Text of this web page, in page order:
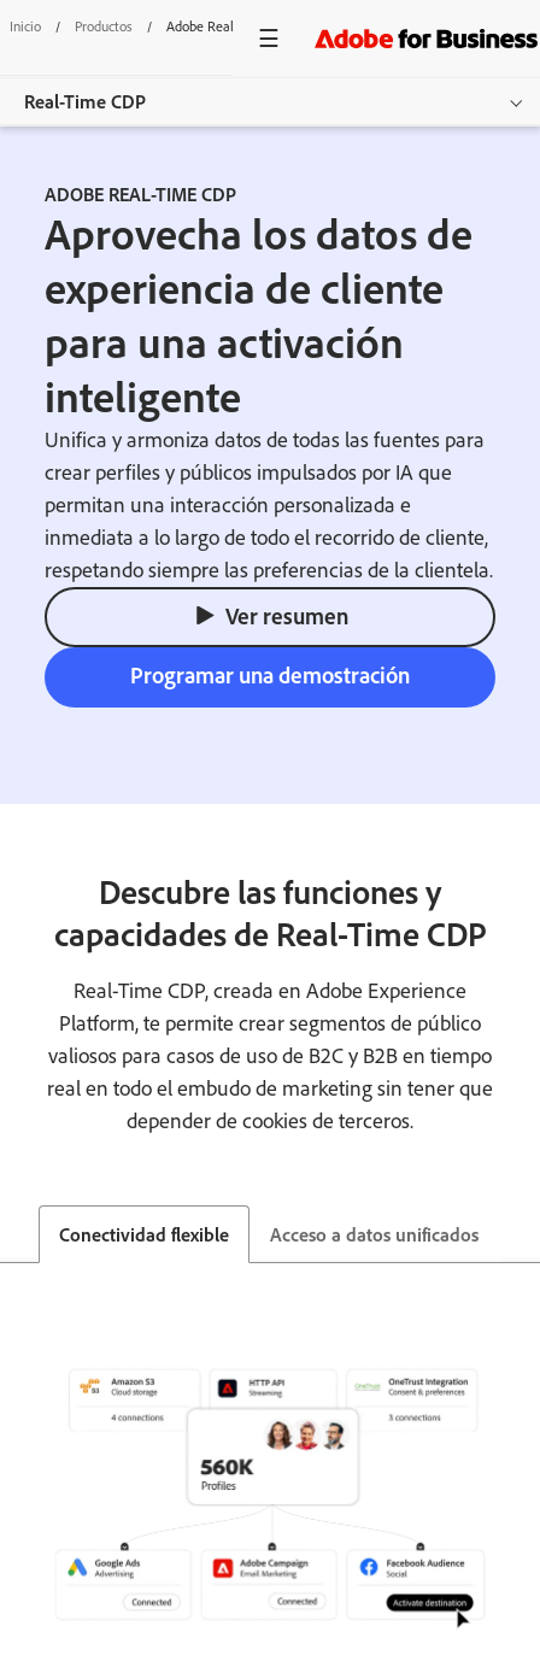
Inicio / Productos / Adobe Real-Time CDP
Real-Time CDP
Funciones
Casos de uso
Recursos
Otros productos
Comenzar
ADOBE REAL-TIME CDP
Aprovecha los datos de
experiencia de cliente
para una activación
inteligente
Unifica y armoniza datos de todas las fuentes para
crear perfiles y públicos impulsados por IA que
permitan una interacción personalizada e
inmediata a lo largo de todo el recorrido de cliente,
respetando siempre las preferencias de la clientela.
Ver resumen
Programar una demostración
Descubre las funciones y
capacidades de Real-Time CDP
Real-Time CDP, creada en Adobe Experience
Platform, te permite crear segmentos de público
valiosos para casos de uso de B2C y B2B en tiempo
real en todo el embudo de marketing sin tener que
depender de cookies de terceros.
Conectividad flexible Acceso a datos unificados